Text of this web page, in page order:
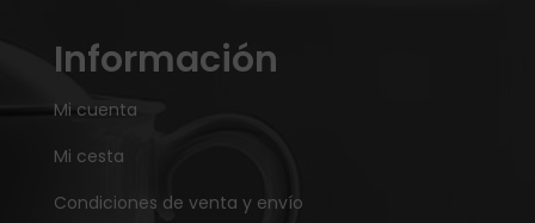
Información
Mi cuenta
Mi cesta
Condiciones de venta y envío